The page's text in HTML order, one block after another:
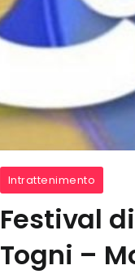
Intrattenimento
Festival
Togni –